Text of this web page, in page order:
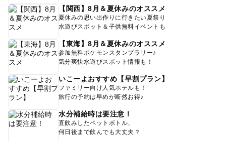
【関西】8月＆夏休みのオススメ
夏休みの思い出作りに行きたい夏祭り
水遊びスポット＆子供無料イベントも
【東海】8月＆夏休みのオススメ
参加無料ポケモンスタンプラリー♪
気分爽快水遊びスポット情報も！
いこーよおすすめ【早割プラン】
ファミリー向け人気ホテルも！
旅行の予約は早めが断然お得♪
水分補給時は要注意！
直飲みしたペットボトル、
何日後まで飲んでも大丈夫？